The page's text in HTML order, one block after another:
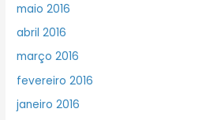
maio 2016
abril 2016
março 2016
fevereiro 2016
janeiro 2016